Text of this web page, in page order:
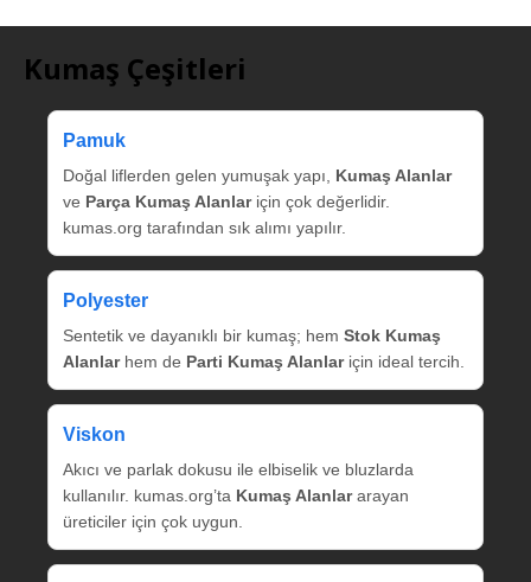
Kumaş Çeşitleri
Pamuk
Doğal liflerden gelen yumuşak yapı, Kumaş Alanlar
ve Parça Kumaş Alanlariçin çok değerlidir.
kumas.org tarafından sık alımı yapılır.
Polyester
Sentetik ve dayanıklı bir kumaş; hem Stok Kumaş
Alanlarhem de Parti Kumaş Alanlariçin ideal tercih.
Viskon
Akıcı ve parlak dokusu ile elbiselik ve bluzlarda
kullanılır. kumas.org’ta Kumaş Alanlararayan
üreticiler için çok uygun.